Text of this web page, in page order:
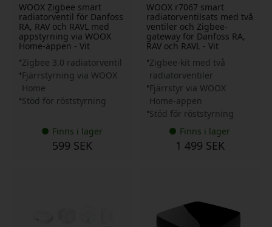
WOOX Zigbee smart
radiatorventil för Danfoss
RA, RAV och RAVL med
appstyrning via WOOX
Home-appen - Vit
Zigbee 3.0 radiatorventil
Fjärrstyrning via WOOX
Home
Stöd för röststyrning
Finns i lager
599 SEK
WOOX r7067 smart
radiatorventilsats med två
ventiler och Zigbee-
gateway för Danfoss RA,
RAV och RAVL - Vit
Zigbee-kit med två
radiatorventiler
Fjärrstyr via WOOX
Home-appen
Stöd för röststyrning
Finns i lager
1 499 SEK